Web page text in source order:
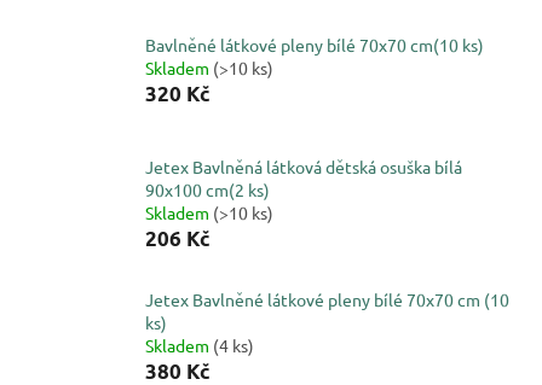
Bavlněné látkové pleny bílé 70x70 cm(10 ks)
Skladem (>10 ks)
320 Kč
Jetex Bavlněná látková dětská osuška bílá
90x100 cm(2 ks)
Skladem (>10 ks)
206 Kč
Jetex Bavlněné látkové pleny bílé 70x70 cm (10
ks)
Skladem (4 ks)
380 Kč